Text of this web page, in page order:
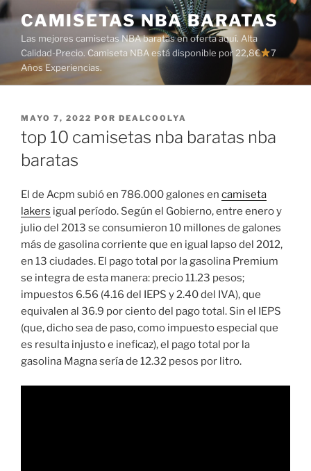
Saltar
al
contenido
CAMISETAS NBA BARATAS
Las mejores camisetas NBA baratas en oferta aquí. Alta
Calidad-Precio. Camiseta NBA está disponible por 22,8€
7
Años Experiencias.
PUBLICADO
EL
MAYO 7, 2022 POR DEALCOOLYA
top 10 camisetas nba baratas nba
baratas
El de Acpm subió en 786.000 galones en camiseta
lakers igual período. Según el Gobierno, entre enero y
julio del 2013 se consumieron 10 millones de galones
más de gasolina corriente que en igual lapso del 2012,
en 13 ciudades. El pago total por la gasolina Premium
se integra de esta manera: precio 11.23 pesos;
impuestos 6.56 (4.16 del IEPS y 2.40 del IVA), que
equivalen al 36.9 por ciento del pago total. Sin el IEPS
(que, dicho sea de paso, como impuesto especial que
es resulta injusto e ineficaz), el pago total por la
gasolina Magna sería de 12.32 pesos por litro.